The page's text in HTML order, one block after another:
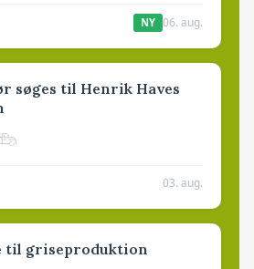
NY 06. aug.
søges til Henrik Haves
03. aug.
til griseproduktion